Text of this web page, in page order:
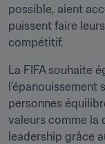
possible, aient
puissent faire
compétitif.
La FIFA souhaite
personnes
valeurs comme la
leadership grâce